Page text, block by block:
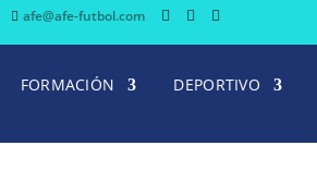
afe@afe-futbol.com
FORMACIÓN DEPORTIVO